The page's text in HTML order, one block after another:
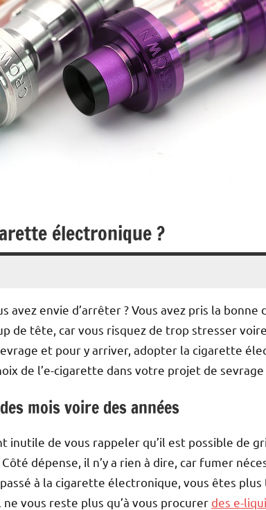
électronique ?
envie d’arrêter ? Vous avez pris la bonne
de tête, car vous risquez de trop stresser
et pour y arriver, adopter la cigarette
de l’e-cigarette dans votre projet de sevrage
mois voire des années
inutile de vous rappeler qu’il est possible de
dépense, il n’y a rien à dire, car fumer
à la cigarette électronique, vous êtes plus
vous reste plus qu’à vous procurer des e-